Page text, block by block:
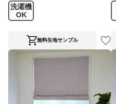
洗濯機
OK
無料生地サンプル